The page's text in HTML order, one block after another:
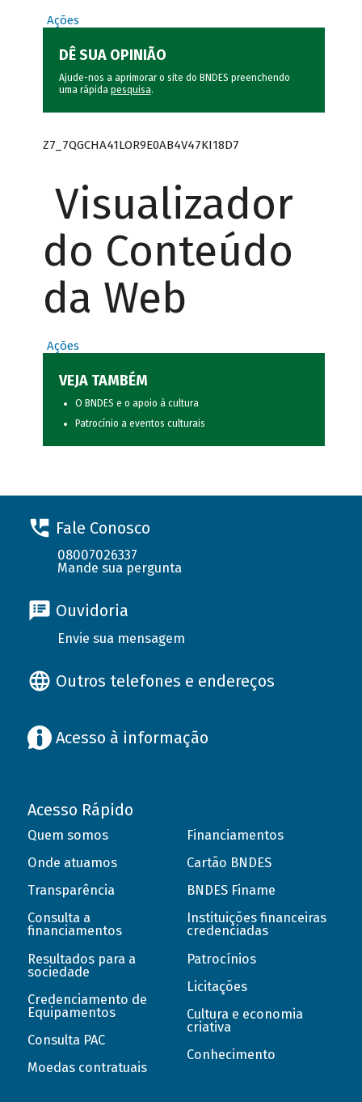
Ações
DÊ SUA OPINIÃO
Ajude-nos a aprimorar o site do BNDES preenchendo
uma rápida pesquisa.
Z7_7QGCHA41LOR9E0AB4V47KI18D7
Visualizador
do Conteúdo
da Web
Ações
VEJA TAMBÉM
O BNDES e o apoio à cultura
Patrocínio a eventos culturais
Fale Conosco
08007026337
Mande sua pergunta
Ouvidoria
Envie sua mensagem
Outros telefones e endereços
Acesso à informação
Acesso Rápido
Quem somos
Onde atuamos
Transparência
Consulta a
financiamentos
Resultados para a
sociedade
Credenciamento de
Equipamentos
Consulta PAC
Moedas contratuais
Financiamentos
Cartão BNDES
BNDES Finame
Instituições financeiras
credenciadas
Patrocínios
Licitações
Cultura e economia
criativa
Conhecimento